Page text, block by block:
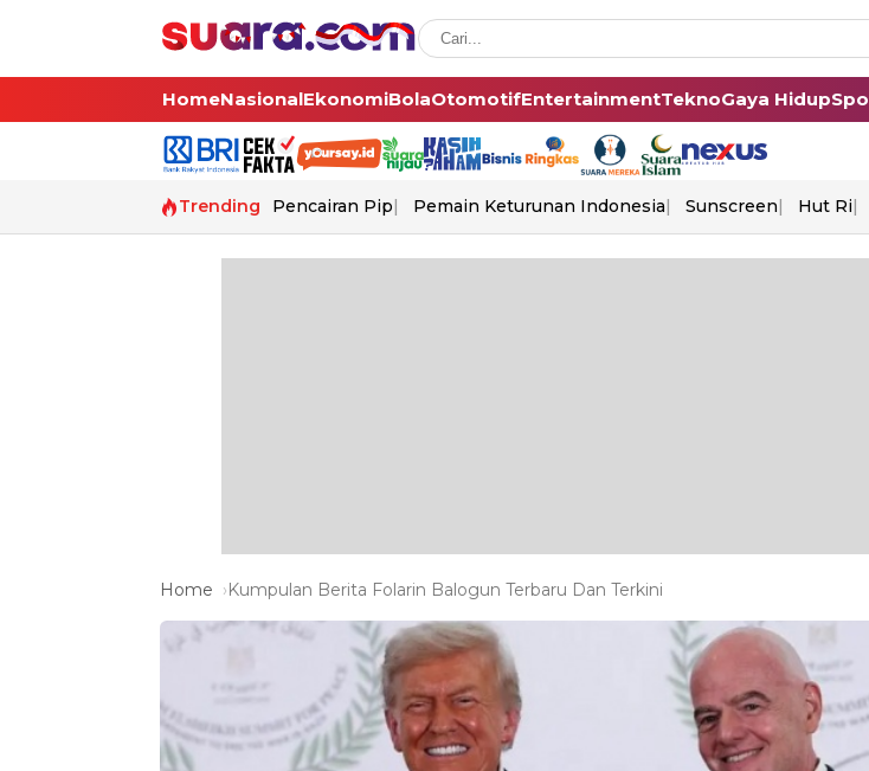
HomeNasionalEkonomiBolaOtomotifEntertainmentTeknoGaya Hidup
Trending Pencairan Pip Pemain Keturunan Indonesia Sunscreen Hut Ri
Home Kumpulan Berita Folarin Balogun Terbaru Dan Terkini